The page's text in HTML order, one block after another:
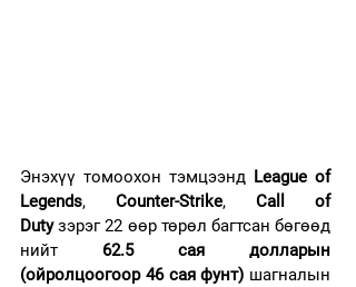
Энэхүү томоохон тэмцээнд League of
Legends, Counter-Strike, Call of
Duty зэрэг 22 өөр төрөл багтсан бөгөөд
нийт 62.5 сая долларын
(ойролцоогоор 46 сая фунт) шагналын